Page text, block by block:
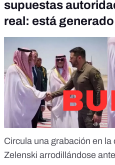
supuestas
real: está
Circula una grabación en
Zelenski arrodillándose